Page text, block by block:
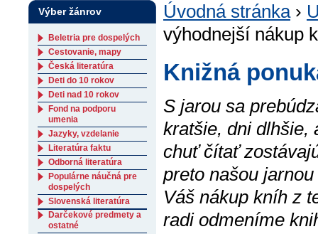
Úvodná stránka›
výhodnejší nákup
Knižná
S jarou sa
kratšie, dni dlhšie,
chuť čítať
preto našou
Váš nákup kníh z
radi odmeníme
Výber žánrov
Beletria pre dospelých
Cestovanie, mapy
Česká literatúra
Deti do 10 rokov
Deti nad 10 rokov
Fond na podporu
umenia
Jazyky, vzdelanie
Literatúra faktu
Odborná literatúra
Populárne náučná pre
dospelých
Slovenská literatúra
Darčekové predmety a
ostatné